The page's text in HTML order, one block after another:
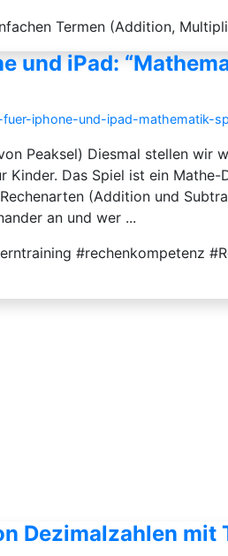
Termen (Addition,
und iPad:
iphone-und-ipad-mathematik-
Peaksel) Diesmal stellen
Kinder. Das Spiel ist ein
(Addition und
an und wer ...
#rechenkompetenz
Dezimalzahlen mit